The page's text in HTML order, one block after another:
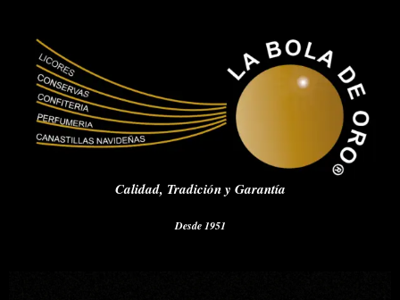
Calidad, Tradición y Garantía
Desde 1951